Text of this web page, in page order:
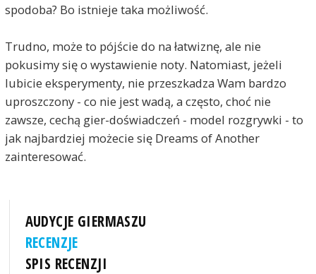
spodoba? Bo istnieje taka możliwość.
Trudno, może to pójście do na łatwiznę, ale nie
pokusimy się o wystawienie noty. Natomiast, jeżeli
lubicie eksperymenty, nie przeszkadza Wam bardzo
uproszczony - co nie jest wadą, a często, choć nie
zawsze, cechą gier-doświadczeń - model rozgrywki - to
jak najbardziej możecie się Dreams of Another
zainteresować.
AUDYCJE GIERMASZU
RECENZJE
SPIS RECENZJI